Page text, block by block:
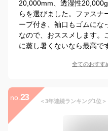
20,000mm、透湿性
らを選びました。ファスナ
ープ付き、袖口もゴムにな
なので、おススメします。
に蒸し暑くないなら最高で
全てのおすす
no. 23